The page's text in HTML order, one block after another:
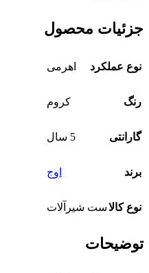
جزئیات محصول
نوع عملکرد اهرمی
رنگ کروم
گارانتی 5 سال
برند اوج
نوع کالاست شیرآلات
توضیحات